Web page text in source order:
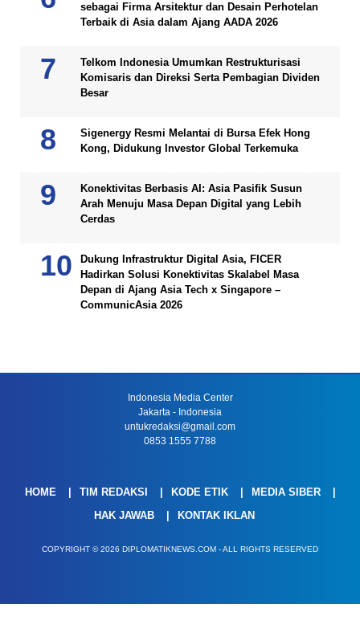
sebagai Firma Arsitektur dan Desain Perhotelan
Terbaik di Asia dalam Ajang AADA 2026
Telkom Indonesia Umumkan Restrukturisasi
Komisaris dan Direksi Serta Pembagian Dividen
Besar
Sigenergy Resmi Melantai di Bursa Efek Hong
Kong, Didukung Investor Global Terkemuka
Konektivitas Berbasis AI: Asia Pasifik Susun
Arah Menuju Masa Depan Digital yang Lebih
Cerdas
Dukung Infrastruktur Digital Asia, FICER
Hadirkan Solusi Konektivitas Skalabel Masa
Depan di Ajang Asia Tech x Singapore –
CommunicAsia 2026
Indonesia Media Center
Jakarta - Indonesia
untukredaksi@gmail.com
0853 1555 7788
HOME TIM REDAKSI KODE ETIK
MEDIA SIBER
HAK JAWAB
KONTAK IKLAN
COPYRIGHT © 2026 DIPLOMATIKNEWS.COM - ALL RIGHTS RESERVED